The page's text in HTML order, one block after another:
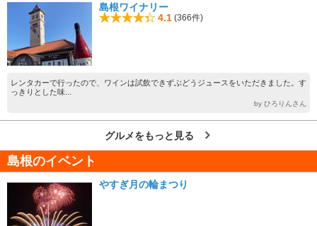
島根ワイナリー
4.1 (366件)
レンタカーで行ったので、ワインは試飲できずぶどうジュースをいただきました。す
っきりとした味...
by ひろりんさん
グルメをもっと見る
島根のイベント
やすぎ月の輪まつり